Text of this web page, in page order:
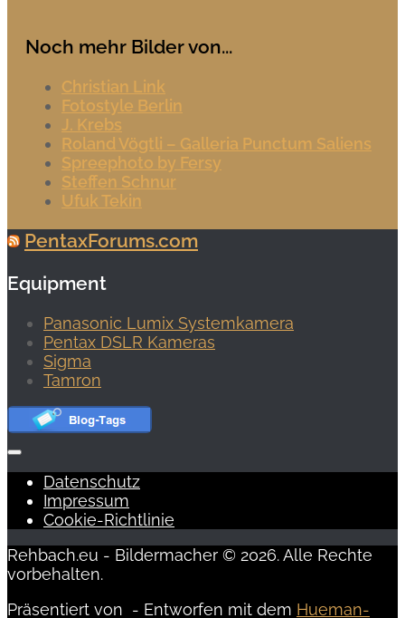
Noch mehr Bilder von...
Christian Link
Fotostyle Berlin
J. Krebs
Roland Vögtli – Galleria Punctum Saliens
Spreephoto by Fersy
Steffen Schnur
Ufuk Tekin
PentaxForums.com
Equipment
Panasonic Lumix Systemkamera
Pentax DSLR Kameras
Sigma
Tamron
Datenschutz
Impressum
Cookie-Richtlinie
Rehbach.eu - Bildermacher © 2026. Alle Rechte
vorbehalten.
Präsentiert von - Entworfen mit dem Hueman-